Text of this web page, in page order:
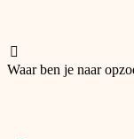
Waar ben je naar